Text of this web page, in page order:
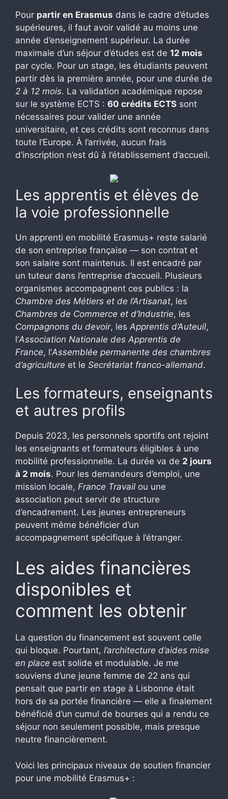
Pour partir en Erasmus dans le cadre d’études
supérieures, il faut avoir validé au moins une
année d’enseignement supérieur. La durée
maximale d’un séjour d’études est de 12 mois
par cycle. Pour un stage, les étudiants peuvent
partir dès la première année, pour une durée de
2 à 12 mois. La validation académique repose
sur le système ECTS : 60 crédits ECTS sont
nécessaires pour valider une année
universitaire, et ces crédits sont reconnus dans
toute l’Europe. À l’arrivée, aucun frais
d’inscription n’est dû à l’établissement d’accueil.
Les apprentis et élèves de
la voie professionnelle
Un apprenti en mobilité Erasmus+ reste salarié
de son entreprise française — son contrat et
son salaire sont maintenus. Il est encadré par
un tuteur dans l’entreprise d’accueil. Plusieurs
organismes accompagnent ces publics : la
Chambre des Métiers et de l’Artisanat, les
Chambres de Commerce et d’Industrie, les
Compagnons du devoir, les Apprentis d’Auteuil,
l’Association Nationale des Apprentis de
France, l’Assemblée permanente des chambres
d’agriculture et le Secrétariat franco-allemand.
Les formateurs, enseignants
et autres profils
Depuis 2023, les personnels sportifs ont rejoint
les enseignants et formateurs éligibles à une
mobilité professionnelle. La durée va de 2 jours
à 2 mois. Pour les demandeurs d’emploi, une
mission locale, France Travail ou une
association peut servir de structure
d’encadrement. Les jeunes entrepreneurs
peuvent même bénéficier d’un
accompagnement spécifique à l’étranger.
Les aides financières
disponibles et
comment les obtenir
La question du financement est souvent celle
qui bloque. Pourtant, l’architecture d’aides mise
en place est solide et modulable. Je me
souviens d’une jeune femme de 22 ans qui
pensait que partir en stage à Lisbonne était
hors de sa portée financière — elle a finalement
bénéficié d’un cumul de bourses qui a rendu ce
séjour non seulement possible, mais presque
neutre financièrement.
Voici les principaux niveaux de soutien financier
pour une mobilité Erasmus+ :